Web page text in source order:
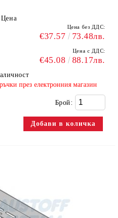
Цена
Цена без ДДС:
€37.57 73.48лв.
Цена с ДДС:
€45.08 88.17лв.
през електронния магазин
Брой: